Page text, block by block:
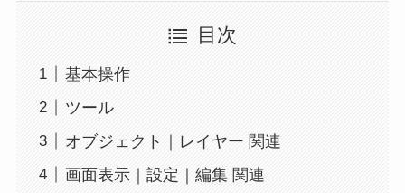
目次
基本操作
ツール
オブジェクト｜レイヤー 関連
画面表示｜設定｜編集 関連